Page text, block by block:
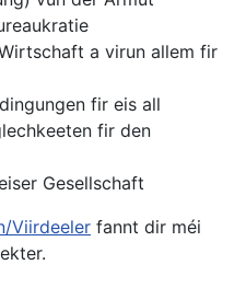
a virun allem fir
fir eis all
fir den
Gesellschaft
Viirdeeler fannt dir méi